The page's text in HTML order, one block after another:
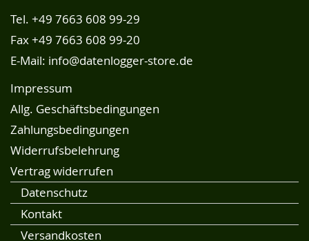
Tel. +49 7663 608 99-29
Fax +49 7663 608 99-20
E-Mail: info@datenlogger-store.de
Impressum
Allg. Geschäftsbedingungen
Zahlungsbedingungen
Widerrufsbelehrung
Vertrag widerrufen
Datenschutz
Kontakt
Versandkosten